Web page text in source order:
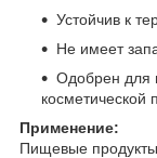
Устойчив к
Не имеет
Одобрен для
Применение:
Пищевые продукты